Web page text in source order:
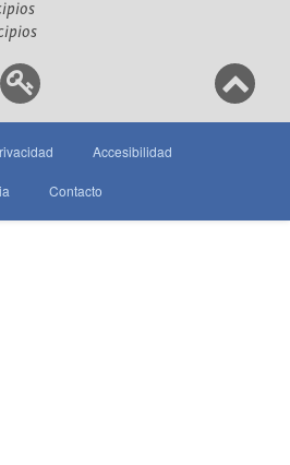
Accesibilidad
Contacto